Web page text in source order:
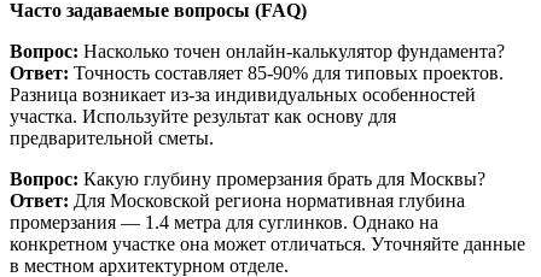
Часто задаваемые вопросы (FAQ)
Вопрос: Насколько точен онлайн-калькулятор фундамента?
Ответ: Точность составляет 85-90% для типовых проектов.
Разница возникает из-за индивидуальных особенностей
участка. Используйте результат как основу для
предварительной сметы.
Вопрос: Какую глубину промерзания брать для Москвы?
Ответ: Для Московской региона нормативная глубина
промерзания — 1.4 метра для суглинков. Однако на
конкретном участке она может отличаться. Уточняйте данные
в местном архитектурном отделе.